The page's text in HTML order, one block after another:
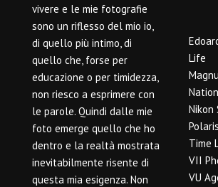
vivere e le mie fotografie
sono un riflesso del mio io,
di quello più intimo, di
quello che, forse per
educazione o per timidezza,
non riesco a esprimere con
le parole. Quindi dalle mie
foto emerge quello che ho
dentro e la realtà mostrata
inevitabilmente risente di
questa mia esigenza. Non
Life
Nikon
Time
VII
VU